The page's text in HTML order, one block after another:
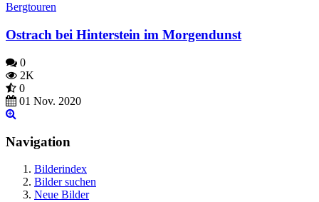
Bergtouren
Ostrach bei Hinterstein im Morgendunst
0
2K
0
01 Nov. 2020
Navigation
Bilderindex
Bilder suchen
Neue Bilder